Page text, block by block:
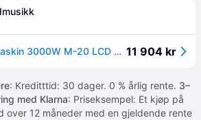
ANTARI M-10 røykmaskin 3000W M-20 LCD kontroll modul, DMX 11 904 kr
: Kreditttid: 30 dager. 0 % årlig rente. 3–
med Klarna: Priseksempel: Et kjøp på
over 12 måneder med en gjeldende rente